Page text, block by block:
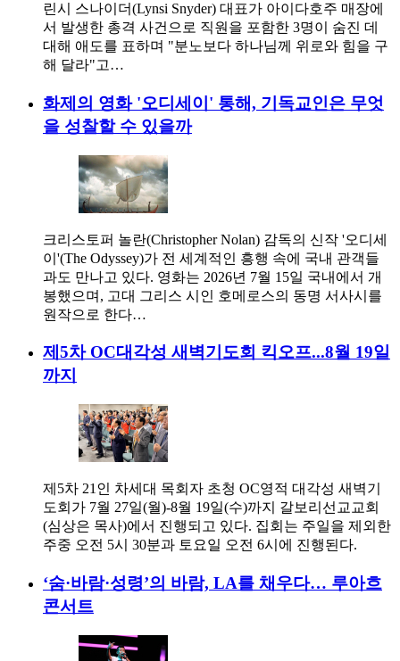
린시 스나이더(Lynsi Snyder) 대표가 아이다호주 매장에
서 발생한 총격 사건으로 직원을 포함한 3명이 숨진 데
대해 애도를 표하며 "분노보다 하나님께 위로와 힘을 구
해 달라"고…
화제의 영화 '오디세이' 통해, 기독교인은 무엇
을 성찰할 수 있을까
크리스토퍼 놀란(Christopher Nolan) 감독의 신작 '오디세
이'(The Odyssey)가 전 세계적인 흥행 속에 국내 관객들
과도 만나고 있다. 영화는 2026년 7월 15일 국내에서 개
봉했으며, 고대 그리스 시인 호메로스의 동명 서사시를
원작으로 한다…
제5차 OC대각성 새벽기도회 킥오프...8월 19일
까지
제5차 21인 차세대 목회자 초청 OC영적 대각성 새벽기
도회가 7월 27일(월)-8월 19일(수)까지 갈보리선교교회
(심상은 목사)에서 진행되고 있다. 집회는 주일을 제외한
주중 오전 5시 30분과 토요일 오전 6시에 진행된다.
‘숨·바람·성령’의 바람, LA를 채우다… 루아흐
콘서트